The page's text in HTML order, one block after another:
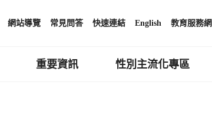
網站導覽 常見問答 快速連結 English 教育服務網
重要資訊 性別主流化專區